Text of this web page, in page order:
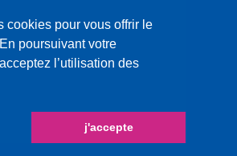
cookies pour vous offrir le
poursuivant votre
l’utilisation des
j'accepte